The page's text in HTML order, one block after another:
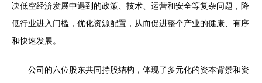
决低空经济发展中遇到的政策、技术、运营和安全等复杂问题，降
低行业进入门槛，优化资源配置，从而促进整个产业的健康、有序
和快速发展。
公司的六位股东共同持股结构，体现了多元化的资本背景和资